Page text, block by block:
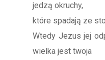
jedzą okruchy,
które spadają ze
Wtedy Jezus jej
wielka jest twoja